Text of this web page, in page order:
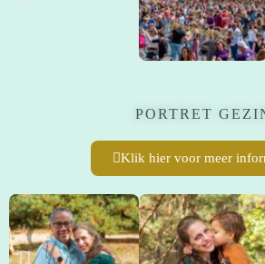
PORTRET
Klik hier voor meer